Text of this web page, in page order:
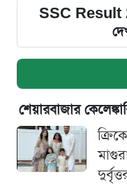
SSC Result
শেয়ারবাজার